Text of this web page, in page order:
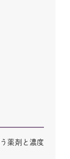
薬剤と濃度